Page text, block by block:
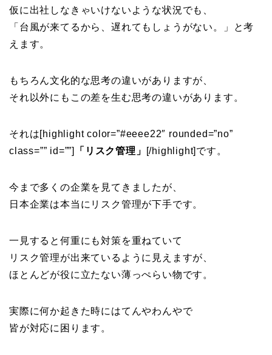
仮に出社しなきゃいけないような状況でも、
「台風が来てるから、遅れてもしょうがない。」と考
えます。
もちろん文化的な思考の違いがありますが、
それ以外にもこの差を生む思考の違いがあります。
それは[highlight color=”#eeee22″ rounded=”no”
class=”” id=””]
「リスク管理」 [/highlight]です。
今まで多くの企業を見てきましたが、
日本企業は本当にリスク管理が下手です。
一見すると何重にも対策を重ねていて
リスク管理が出来ているように見えますが、
ほとんどが役に立たない薄っぺらい物です。
実際に何か起きた時にはてんやわんやで
皆が対応に困ります。